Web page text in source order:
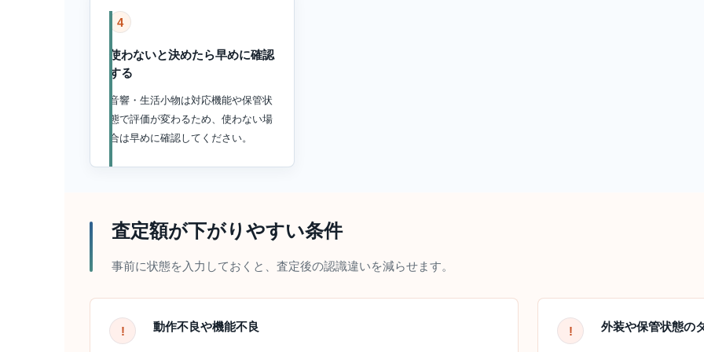
4
使わないと決めたら早めに確認
する
音響・生活小物は対応機能や保管状
態で評価が変わるため、使わない場
合は早めに確認してください。
査定額が下がりやすい条件
事前に状態を入力しておくと、査定後の認識違いを減らせます。
動作不良や機能不良 外装や保管状態の